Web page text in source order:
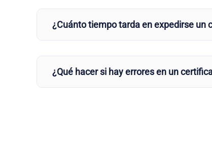
¿Cuánto tiempo tarda en expedirse un
¿Qué hacer si hay errores en un